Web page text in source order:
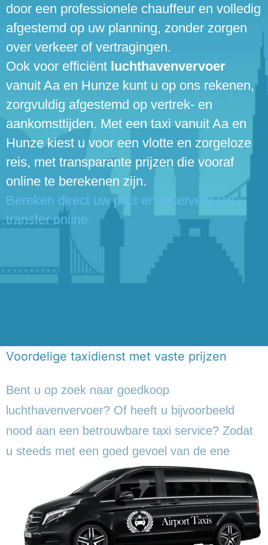
door een professionele chauffeur en volledig
afgestemd op uw planning, zonder zorgen
over verkeer of vertragingen.
Ook voor efficiënt luchthavenvervoer
vanuit Aa en Hunze kunt u op ons rekenen,
zorgvuldig afgestemd op vertrek- en
aankomsttijden. Met een taxi vanuit Aa en
Hunze kiest u voor een vlotte en zorgeloze
reis, met transparante prijzen die vooraf
online te berekenen zijn.
Bereken direct uw prijs en reserveer uw
transfer online.
Voordelige taxidienst met vaste prijzen
Bent u op zoek naar goedkoop
luchthavenvervoer? Of heeft u bijvoorbeeld
nood aan een betrouwbare taxi service? Zodat
u steeds met een goed gevoel van de ene